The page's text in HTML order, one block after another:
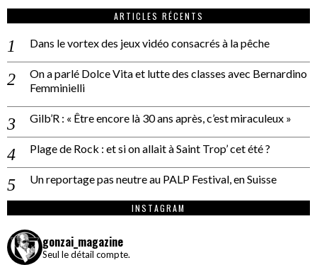
ARTICLES RÉCENTS
Dans le vortex des jeux vidéo consacrés à la pêche
On a parlé Dolce Vita et lutte des classes avec Bernardino
Femminielli
Gilb’R : « Être encore là 30 ans après, c’est miraculeux »
Plage de Rock : et si on allait à Saint Trop’ cet été ?
Un reportage pas neutre au PALP Festival, en Suisse
INSTAGRAM
gonzai_magazine
Seul le détail compte.